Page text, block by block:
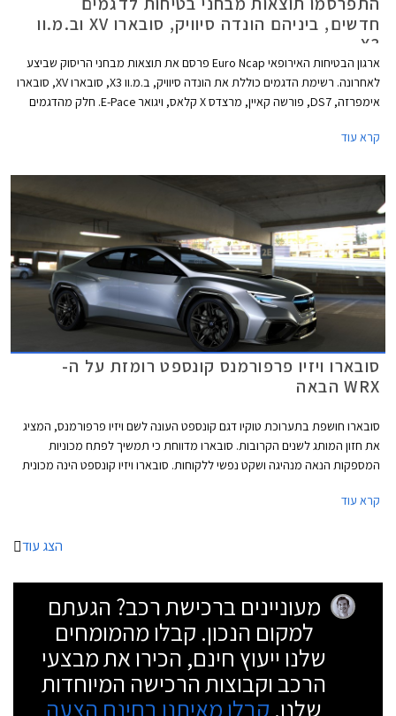
חדשים, ביניהם הונדה סיוויק, סובארו XV וב.מ.וו
X3
ארגון הבטיחות האירופאי Euro Ncap פרסם את תוצאות מבחני הריסוק שביצע
לאחרונה. רשימת הדגמים כוללת את הונדה סיוויק, ב.מ.וו X3, סובארו XV, סובארו
אימפרזה, DS7, פורשה קאיין, מרצדס X קלאס, ויגואר E-Pace. חלק מהדגמים
הדגמים שנבחנו זכו בציון מרבי של חמישה כוכבי בטיחות.
קרא עוד
סובארו ויזיו פרפורמנס קונספט רומזת על ה-
WRX הבאה
סובארו חושפת בתערוכת טוקיו דגם קונספט העונה לשם ויזיו פרפורמנס, המציג
את חזון המותג לשנים הקרובות. סובארו מדווחת כי תמשיך לפתח מכוניות
המספקות הנאה מנהיגה ושקט נפשי ללקוחות. סובארו ויזיו קונספט הינה מכונית
קרוסאוברים בלבד.
קרא עוד
הצג עוד
מעוניינים ברכישת רכב? הגעתם
למקום הנכון. קבלו מהמומחים
שלנו ייעוץ חינם, הכירו את מבצעי
הרכב וקבוצות הרכישה המיוחדות
שלנו. קבלו מאיתנו בחינם הצעה